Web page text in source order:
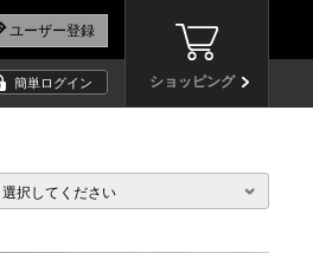
ショッピング
簡単ログイン
選択してください